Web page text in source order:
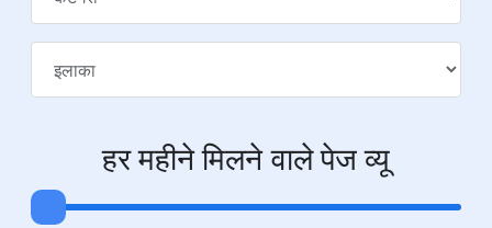
हर महीने मिलने वाले पेज व्यू